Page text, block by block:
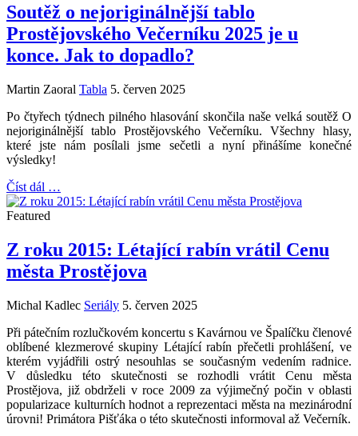
Soutěž o nejoriginálnější tablo
Prostějovského Večerníku 2025 je u
konce. Jak to dopadlo?
Martin Zaoral Tabla 5. červen 2025
Po čtyřech týdnech pilného hlasování skončila naše velká soutěž O
nejoriginálnější tablo Prostějovského Večerníku. Všechny hlasy,
které jste nám posílali jsme sečetli a nyní přinášíme konečné
výsledky!
Číst dál …
Featured
Z roku 2015: Létající rabín vrátil Cenu
města Prostějova
Michal Kadlec Seriály 5. červen 2025
Při pátečním rozlučkovém koncertu s Kavárnou ve Špalíčku členové
oblíbené klezmerové skupiny Létající rabín přečetli prohlášení, ve
kterém vyjádřili ostrý nesouhlas se současným vedením radnice.
V důsledku této skutečnosti se rozhodli vrátit Cenu města
Prostějova, již obdrželi v roce 2009 za výjimečný počin v oblasti
popularizace kulturních hodnot a reprezentaci města na mezinárodní
úrovni! Primátora Pišťáka o této skutečnosti informoval až Večerník.